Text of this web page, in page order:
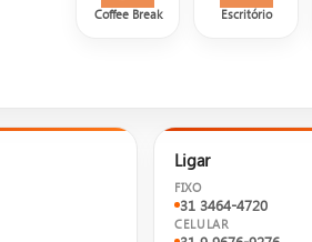
Coffee Break Escritório
Ligar
FIXO
31 3464-4720
CELULAR